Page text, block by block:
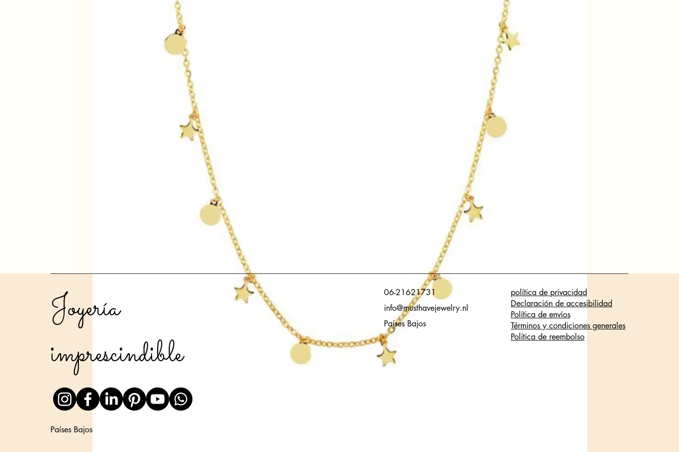
Joyería
imprescindible
Países Bajos
06-21621731
info@musthavejewelry.nl
Países Bajos
política de privacidad
Declaración de accesibilidad
Política de envíos
Términos y condiciones generales
Política de reembolso